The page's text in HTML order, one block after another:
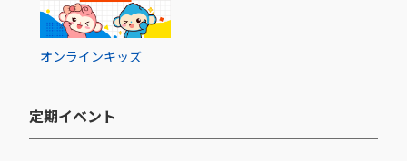
オンラインキッズ
定期イベント​